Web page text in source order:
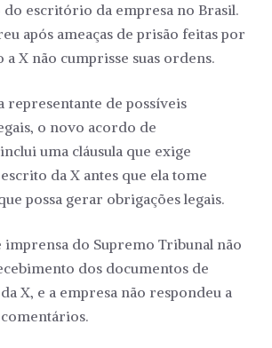
do escritório da empresa no Brasil.
após ameaças de prisão feitas por
a X não cumprisse suas ordens.
representante de possíveis
o novo acordo de
uma cláusula que exige
da X antes que ela tome
possa gerar obrigações legais.
do Supremo Tribunal não
dos documentos de
X, e a empresa não respondeu a